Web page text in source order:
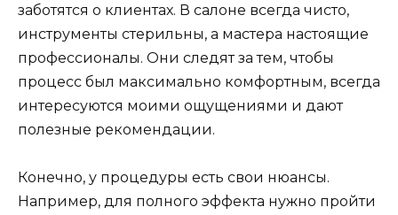
заботятся о клиентах. В салоне всегда чисто,
инструменты стерильны, а мастера настоящие
профессионалы. Они следят за тем, чтобы
процесс был максимально комфортным, всегда
интересуются моими ощущениями и дают
полезные рекомендации.
Конечно, у процедуры есть свои нюансы.
Например, для полного эффекта нужно пройти